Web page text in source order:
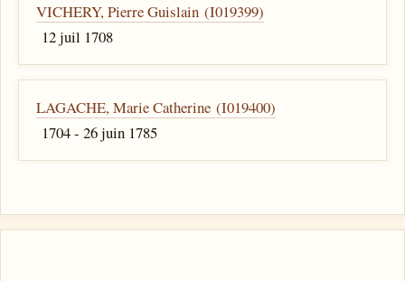
VICHERY, Pierre Guislain (I019399)
12 juil 1708
LAGACHE, Marie Catherine (I019400)
1704 - 26 juin 1785